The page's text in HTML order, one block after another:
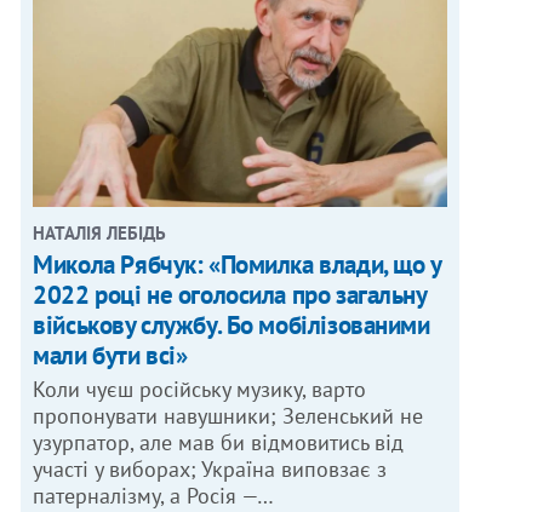
НАТАЛІЯ ЛЕБІДЬ
Микола Рябчук: «Помилка влади, що у
2022 році не оголосила про загальну
військову службу. Бо мобілізованими
мали бути всі»
Коли чуєш російську музику, варто
пропонувати навушники; Зеленський не
узурпатор, але мав би відмовитись від
участі у виборах; Україна виповзає з
патерналізму, а Росія —…